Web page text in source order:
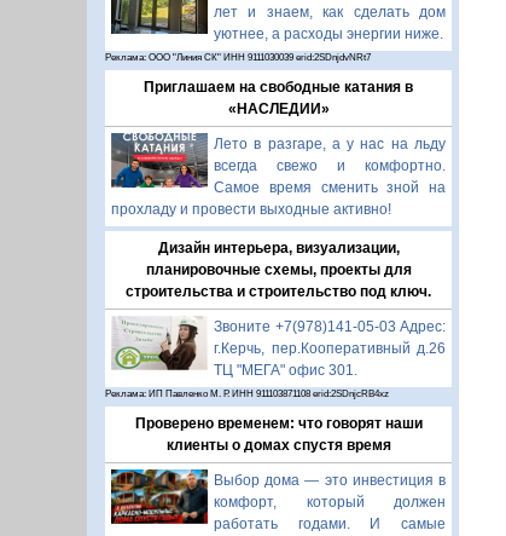
лет и знаем, как сделать дом
уютнее, а расходы энергии ниже.
Реклама: ООО "Линия СК" ИНН 9111030039 erid:2SDnjdvNRt7
Приглашаем на свободные катания в
«НАСЛЕДИИ»
Лето в разгаре, а у нас на льду
всегда свежо и комфортно.
Самое время сменить зной на
прохладу и провести выходные активно!
Дизайн интерьера, визуализации,
планировочные схемы, проекты для
строительства и строительство под ключ.
Звоните +7(978)141-05-03 Адрес:
г.Керчь, пер.Кооперативный д.26
ТЦ "МЕГА" офис 301.
Реклама: ИП Павленко М. Р. ИНН 911103871108 erid:2SDnjcRB4xz
Проверено временем: что говорят наши
клиенты о домах спустя время
Выбор дома — это инвестиция в
комфорт, который должен
работать годами. И самые